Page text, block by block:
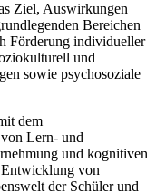
Ziel, Auswirkungen
Bereichen
Förderung individueller
und
sowie psychosoziale
dem
Lern- und
und kognitiven
von
der Schüler und